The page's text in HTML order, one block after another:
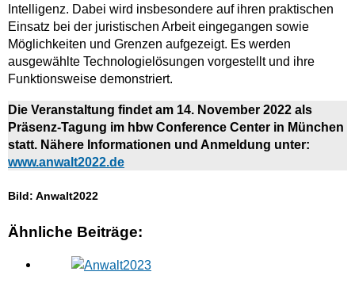
Intelligenz. Dabei wird insbesondere auf ihren praktischen
Einsatz bei der juristischen Arbeit eingegangen sowie
Möglichkeiten und Grenzen aufgezeigt. Es werden
ausgewählte Technologielösungen vorgestellt und ihre
Funktionsweise demonstriert.
Die Veranstaltung findet am 14. November 2022 als
Präsenz-Tagung im hbw Conference Center in München
statt. Nähere Informationen und Anmeldung unter:
www.anwalt2022.de
Bild: Anwalt2022
Ähnliche Beiträge: